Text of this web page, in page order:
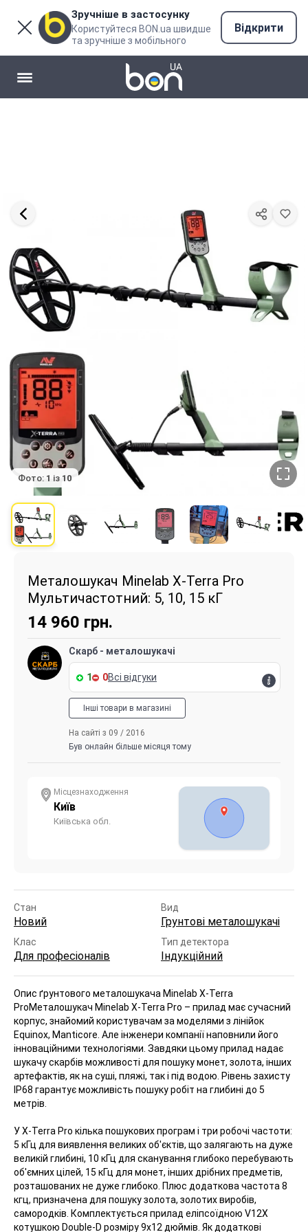
Зручніше в застосунку
Користуйтеся BON.ua швидше
та зручніше з мобільного
Відкрити
Фото: 1 із 10
Металошукач Minelab X-Terra Pro
Мультичастотний: 5, 10, 15 кГ
14 960 грн.
Скарб - металошукачі
1 0Всі відгуки
Інші товари в магазині
На сайті з 09 / 2016
Був онлайн більше місяця тому
Місцезнаходження
Київ
Київська обл.
Стан
Новий
Вид
Грунтові металошукачі
Клас
Для професіоналів
Тип детектора
Індукційний
Опис ґрунтового металошукача Minelab X-Terra
ProМеталошукач Minelab X-Terra Pro – прилад має сучасний
корпус, знайомий користувачам за моделями з лінійок
Equinox, Manticore. Але інженери компанії наповнили його
інноваційними технологіями. Завдяки цьому прилад надає
шукачу скарбів можливості для пошуку монет, золота, інших
артефактів, як на суші, пляжі, так і під водою. Рівень захисту
IP68 гарантує можливість пошуку робіт на глибині до 5
метрів.
У X-Terra Pro кілька пошукових програм і три робочі частоти:
5 кГц для виявлення великих об'єктів, що залягають на дуже
великій глибині, 10 кГц для сканування глибоко перебувають
об'ємних цілей, 15 кГц для монет, інших дрібних предметів,
розташованих не дуже глибоко. Плюс додаткова частота 8
кгц, призначена для пошуку золота, золотих виробів,
самородків. Комплектується прилад еліпсоїдною V12X
котушкою Double-D розміру 9x12 дюймів. Як додаткові